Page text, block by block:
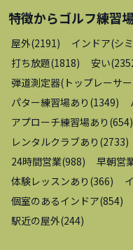
特徴からゴルフ練習
屋外(2191) インドア(シ
打ち放題(1818) 安い(
弾道測定器(トップレーサ
パター練習場あり (1349)
アプローチ練習場あり (654)
レンタルクラブあり (2733)
24時間営業(988) 早朝営
体験レッスンあり (366)
個室のあるインドア(854)
駅近の屋外(244)